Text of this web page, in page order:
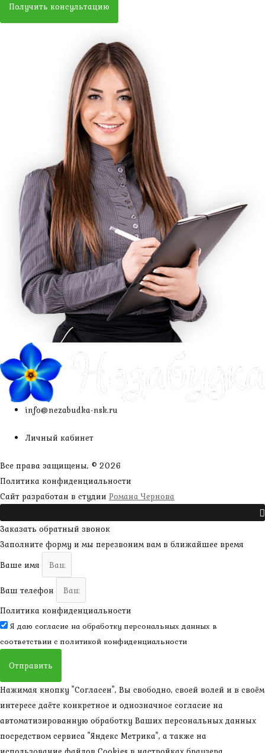
Получить консультацию
info@nezabudka-nsk.ru
Личный кабинет
Все права защищены, © 2026
Политика конфиденциальности
Сайт разработан в студии Романа Чернова
Заказать обратный звонок
Заполните форму и мы перезвоним вам в ближайшее время
Ваше имя
Ваш телефон
Политика конфиденциальности
Я даю согласие на обработку персональных данных в
соответствии с политикой конфиденциальности
Отправить
Нажимая кнопку "Согласен", Вы свободно, своей волей и в своём
интересе даёте конкретное и однозначное согласие на
автоматизированную обработку Ваших персональных данных
посредством сервиса "Яндекс Метрика", а также на